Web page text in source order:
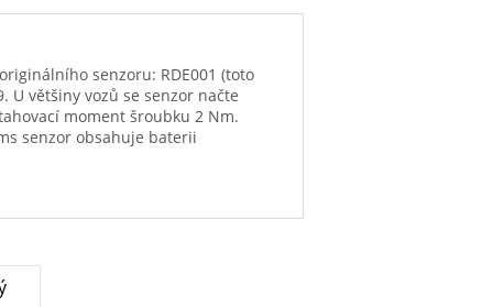
senzoru: RDE001 (toto
U většiny vozů se senzor načte
moment šroubku 2 Nm.
senzor obsahuje baterii